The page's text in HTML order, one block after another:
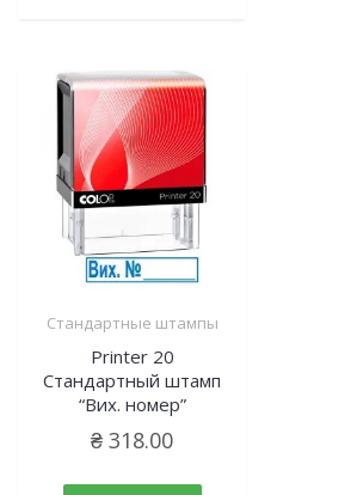
Стандартные штампы
Printer 20
Cтандартный штамп
“Вих. номер”
₴ 318.00